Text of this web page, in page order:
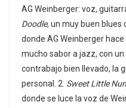
AG Weinberger: voz,
Doodle, un muy buen blues
donde AG Weinberger
mucho sabor a jazz, con
contrabajo bien llevado, la
personal. 2. Sweet Little
donde se luce la voz de